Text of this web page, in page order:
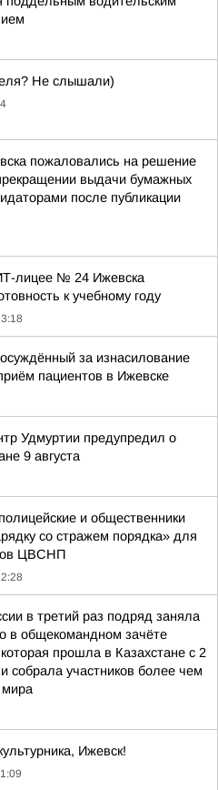
Не слышали)
пожаловались на решение
выдачи бумажных
после публикации
лицее № 24 Ижевска
к учебному году
за изнасилование
пациентов в Ижевске
Удмуртии предупредил о
9 августа
и общественники
со стражем порядка» для
ЦВСНП
в третий раз подряд заняла
в общекомандном зачёте
прошла в Казахстане с 2
и собрала участников более чем
мира
Ижевск!